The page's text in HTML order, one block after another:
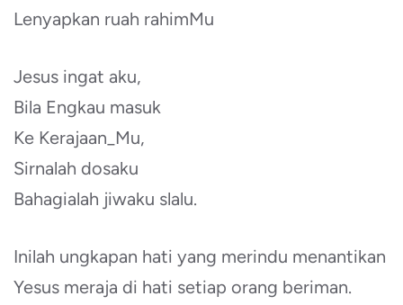
Lenyapkan ruah rahimMu
Jesus ingat aku,
Bila Engkau masuk
Ke Kerajaan_Mu,
Sirnalah dosaku
Bahagialah jiwaku slalu.
Inilah ungkapan hati yang merindu menantikan
Yesus meraja di hati setiap orang beriman.